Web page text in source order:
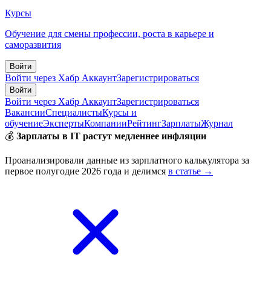
Курсы
Обучение для смены профессии, роста в карьере и
саморазвития
Войти
Войти через Хабр АккаунтЗарегистрироваться
Войти
Войти через Хабр АккаунтЗарегистрироваться
ВакансииСпециалистыКурсы и
обучениеЭкспертыКомпанииРейтингЗарплатыЖурнал
💰 Зарплаты в IT растут медленнее инфляции
Проанализировали данные из зарплатного калькулятора за
первое полугодие 2026 года и делимся в статье →